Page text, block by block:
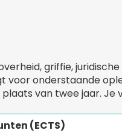
griffie, juridische
onderstaande
van twee jaar. Je
(ECTS)